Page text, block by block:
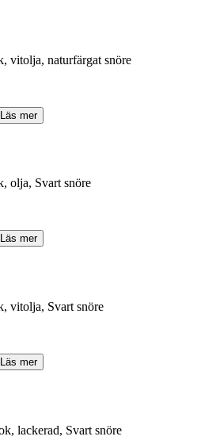
vitolja, naturfärgat snöre
Läs mer
olja, Svart snöre
Läs mer
vitolja, Svart snöre
Läs mer
lackerad, Svart snöre